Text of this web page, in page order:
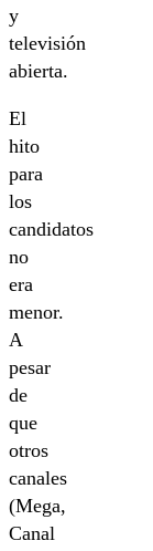
y
televisión
abierta.
El
hito
para
los
candidatos
no
era
menor.
A
pesar
de
que
otros
canales
(Mega,
Canal